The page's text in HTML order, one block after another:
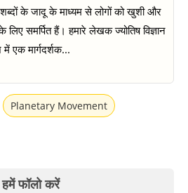
के जादू के माध्यम से लोगों को खुशी और
समर्पित हैं। हमारे लेखक ज्योतिष विज्ञान
एक मार्गदर्शक...
Planetary Movement
हमें फॉलो करें